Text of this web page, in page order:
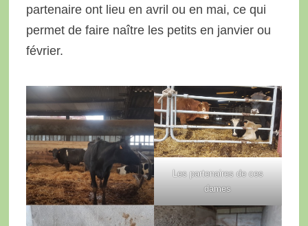
partenaire ont lieu en avril ou en mai, ce qui
permet de faire naître les petits en janvier ou
février.
Les partenaires de ces
dames